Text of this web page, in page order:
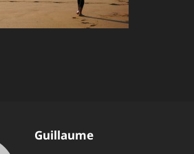
Author:
Guillaume